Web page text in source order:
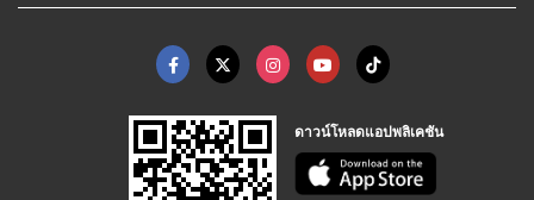
ดาวน์โหลดแอปพลิเคชัน